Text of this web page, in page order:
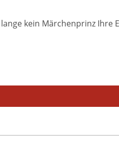
kein Märchenprinz Ihre